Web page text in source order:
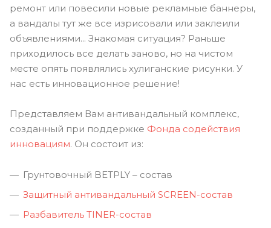
ремонт или повесили новые рекламные баннеры,
а вандалы тут же все изрисовали или заклеили
объявлениями... Знакомая ситуация? Раньше
приходилось все делать заново, но на чистом
месте опять появлялись хулиганские рисунки. У
нас есть инновационное решение!
Представляем Вам антивандальный комплекс,
созданный при поддержке Фонда содействия
инновациям. Он состоит из:
Грунтовочный BETPLY – состав
Защитный антивандальный SCREEN-состав
Разбавитель TINER-состав